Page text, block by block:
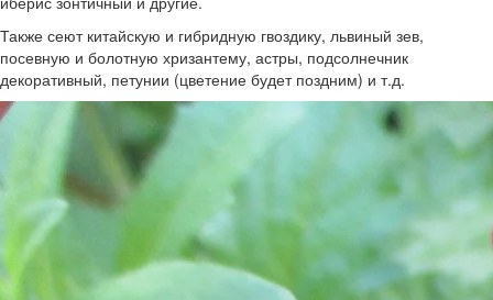
Также сеют китайскую и гибридную гвоздику, львиный зев,
посевную и болотную хризантему, астры, подсолнечник
декоративный, петунии (цветение будет поздним) и т.д.